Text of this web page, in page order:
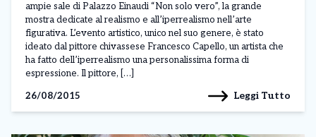
ampie sale di Palazzo Einaudi “Non solo vero”, la grande
mostra dedicate al realismo e all’iperrealismo nell’arte
figurativa. L’evento artistico, unico nel suo genere, è stato
ideato dal pittore chivassese Francesco Capello, un artista che
ha fatto dell’iperrealismo una personalissima forma di
espressione. Il pittore, […]
26/08/2015
Leggi Tutto